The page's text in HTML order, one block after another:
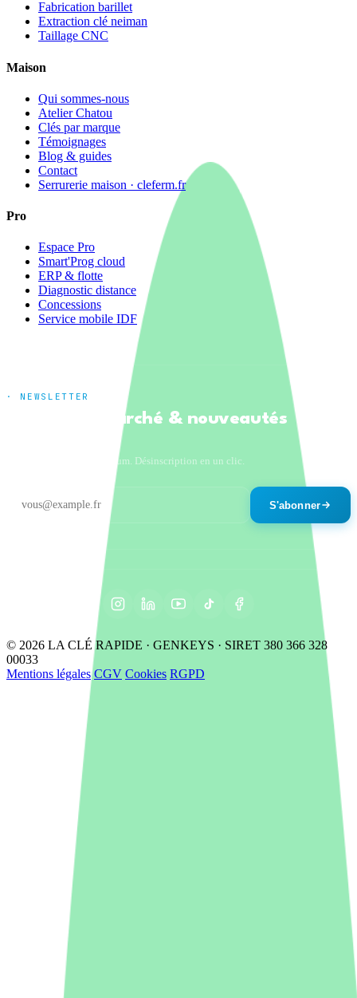
Fabrication barillet
Extraction clé neiman
Taillage CNC
Maison
Qui sommes-nous
Atelier Chatou
Clés par marque
Témoignages
Blog & guides
Contact
Serrurerie maison · cleferm.fr
Pro
Espace Pro
Smart'Prog cloud
ERP & flotte
Diagnostic distance
Concessions
Service mobile IDF
· NEWSLETTER
Tendances marché & nouveautés
Un email par mois maximum. Désinscription en un clic.
S'abonner
© 2026 LA CLÉ RAPIDE · GENKEYS · SIRET 380 366 328
00033
Mentions légales CGV Cookies RGPD